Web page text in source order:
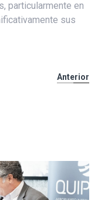
particularmente en
sus
Anterior